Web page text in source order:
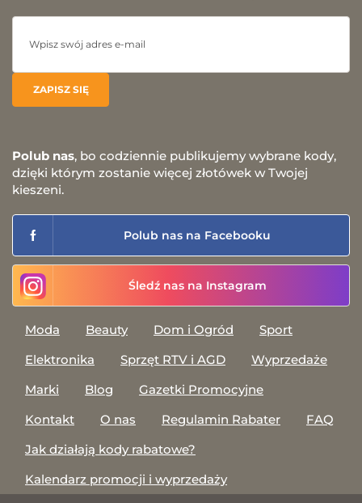
Polub nas, bo codziennie publikujemy wybrane kody,
dzięki którym zostanie więcej złotówek w Twojej
kieszeni.
Polub nas na Facebooku
Śledź nas na Instagram
Moda Beauty Dom i Ogród
Sport
Elektronika
Sprzęt RTV i AGD
Wyprzedaże
Marki
Blog
Gazetki Promocyjne
Kontakt
O nas Regulamin Rabater
FAQ
Jak działają kody rabatowe?
Kalendarz promocji i wyprzedaży